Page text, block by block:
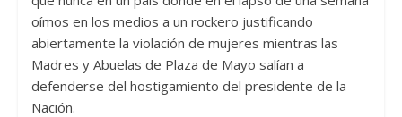
oímos en los medios a un rockero justificando
abiertamente la violación de mujeres mientras las
Madres y Abuelas de Plaza de Mayo salían a
defenderse del hostigamiento del presidente de la
Nación.